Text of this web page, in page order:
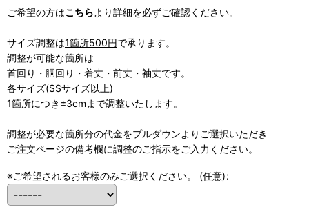
ご希望の方はこちらより詳細を必ずご確認ください。
サイズ調整は1箇所500円で承ります。
調整が可能な箇所は
首回り・胴回り・着丈・前丈・袖丈です。
各サイズ(SSサイズ以上)
1箇所につき±3cmまで調整いたします。
調整が必要な箇所分の代金をプルダウンよりご選択いただき
ご注文ページの備考欄に調整のご指示をご入力ください。
※ご希望されるお客様のみご選択ください。 (任意):